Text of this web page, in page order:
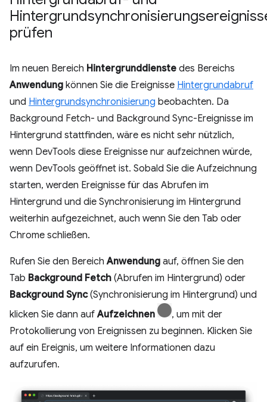
prüfen
Im neuen Bereich Hintergrunddienste des Bereichs
Anwendung können Sie die Ereignisse Hintergrundabruf
und Hintergrundsynchronisierung beobachten. Da
Background Fetch- und Background Sync-Ereignisse im
Hintergrund stattfinden, wäre es nicht sehr nützlich,
wenn DevTools diese Ereignisse nur aufzeichnen würde,
wenn DevTools geöffnet ist. Sobald Sie die Aufzeichnung
starten, werden Ereignisse für das Abrufen im
Hintergrund und die Synchronisierung im Hintergrund
weiterhin aufgezeichnet, auch wenn Sie den Tab oder
Chrome schließen.
Rufen Sie den BereichAnwendung auf, öffnen Sie den
Tab Background Fetch (Abrufen im Hintergrund) oder
Background Sync(Synchronisierung im Hintergrund) und
klicken Sie dann aufAufzeichnen
, um mit der
Protokollierung von Ereignissen zu beginnen. Klicken Sie
auf ein Ereignis, um weitere Informationen dazu
aufzurufen.